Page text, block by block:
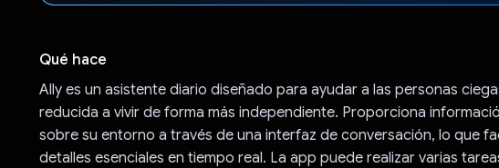
Qué hace
Ally es un asistente diario diseñado para ayudar a las personas
reducida a vivir de forma más independiente. Proporciona
sobre su entorno a través de una interfaz de conversación, lo que
detalles esenciales en tiempo real. La app puede realizar varias